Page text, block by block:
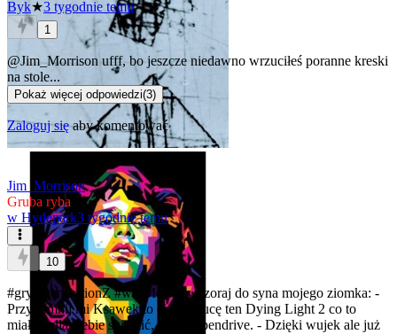
Byk★3 tygodnie temu
1
@Jim_Morrisonufff, bo jeszcze niedawno wrzuciłeś poranne kreski
na stole...
Pokaż więcej odpowiedzi(3)
Zaloguj sięaby komentować
Jim_Morrison
Gruba ryba
w Hydepark3 tygodnie temu
10
#gry #generationZ #wtf
Mówię wczoraj do syna mojego ziomka: -
Przypomnij mi Ksawek to ci podrzucę ten Dying Light 2 co to
miałem dla ciebie spiracić, leży na pendrive. - Dzięki wujek ale już